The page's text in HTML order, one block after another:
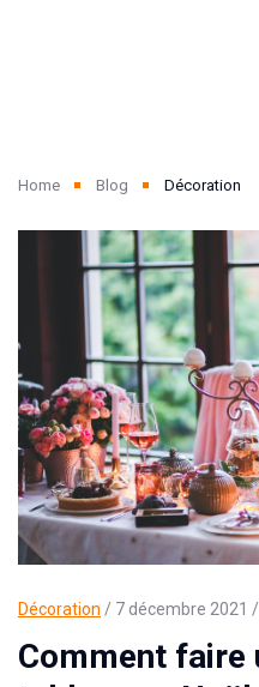
Home Blog Décoration
Décoration / 7 décembre 2021
Comment faire